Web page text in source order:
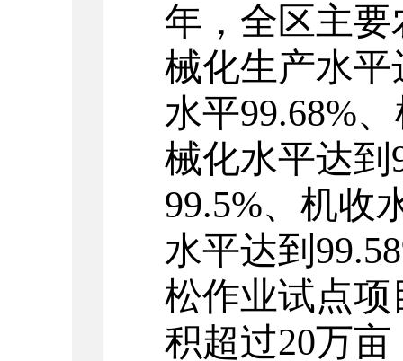
年，全区主
械化生产水平
水平99.68%
械化水平达到
99.5%、机收
水平达到
松作业试点
积超过20万